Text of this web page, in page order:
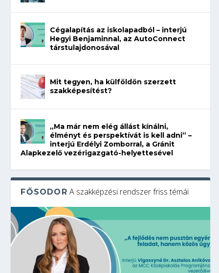
Cégalapítás az iskolapadból – interjú
Hegyi Benjaminnal, az AutoConnect
társtulajdonosával
Mit tegyen, ha külföldön szerzett
szakképesítést?
„Ma már nem elég állást kínálni,
élményt és perspektívát is kell adni” –
interjú Erdélyi Zomborral, a Gránit
Alapkezelő vezérigazgató-helyettesével
FŐSODOR A szakképzési rendszer friss témái